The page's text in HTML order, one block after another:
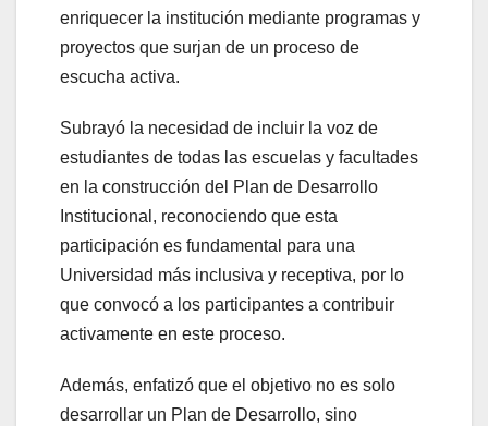
enriquecer la institución mediante programas y
proyectos que surjan de un proceso de
escucha activa.
Subrayó la necesidad de incluir la voz de
estudiantes de todas las escuelas y facultades
en la construcción del Plan de Desarrollo
Institucional, reconociendo que esta
participación es fundamental para una
Universidad más inclusiva y receptiva, por lo
que convocó a los participantes a contribuir
activamente en este proceso.
Además, enfatizó que el objetivo no es solo
desarrollar un Plan de Desarrollo, sino